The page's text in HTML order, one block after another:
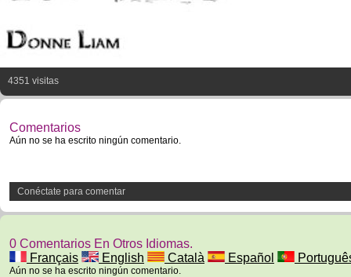
4351 visitas
Comentarios
Aún no se ha escrito ningún comentario.
Conéctate para comentar
0 Comentarios En Otros Idiomas.
Français
English Català Español
Aún no se ha escrito ningún comentario.